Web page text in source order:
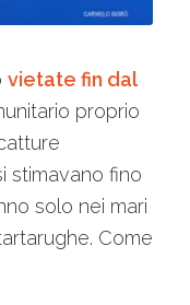
vietate fin dal
proprio
stimavano fino
solo nei mari
Come